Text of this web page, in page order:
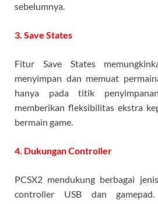
sebelumnya.
3. Save States
Fitur Save States
menyimpan dan memuat
hanya pada titik
memberikan fleksibilitas ekstra
bermain game.
4. Dukungan Controller
PCSX2 mendukung berbagai
controller USB dan